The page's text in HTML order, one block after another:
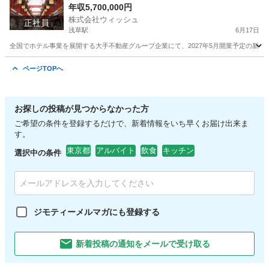
正社員
ア歓迎・外国籍応募可（N2以上）
年収5,700,000円
株式会社ウィッシュ
浅草駅 6月17日
全国でホテル事業を展開する大手不動産グループ企業にて、2027年5月開業予定の新
ページTOPへ
お探しの投稿が見つからなかった方
ご希望の条件を登録するだけで、新着情報をいち早くお届け出来ま
す。
選択中の条件 東京都 アルバイト 飲食 キッチン
ジモティーメルマガにも登録する
新着投稿の通知をメールで受け取る